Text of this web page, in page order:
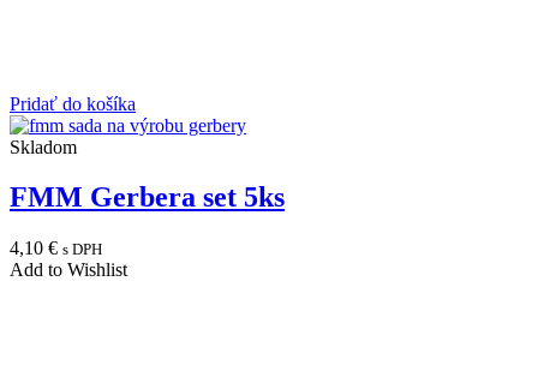
Pridať do košíka
Skladom
FMM Gerbera set 5ks
4,10 € s DPH
Add to Wishlist